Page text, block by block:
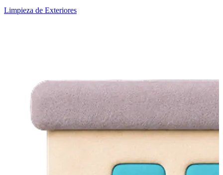
Limpieza de Exteriores